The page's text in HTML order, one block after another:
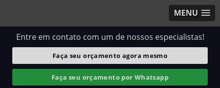
MENU
Entre em contato com um de nossos especialistas!
Faça seu orçamento agora mesmo
Faça seu orçamento por Whatsapp